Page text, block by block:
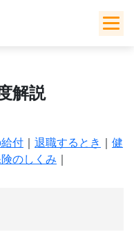
解説
付 ｜ 退職するとき ｜ 健
のしくみ ｜